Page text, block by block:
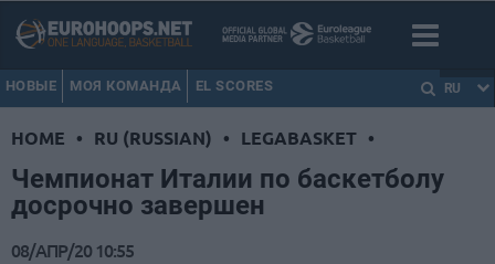
НОВЫЕ МОЯ КОМАНДА EL SCORES RU
HOME • RU (RUSSIAN) • LEGABASKET •
Чемпионат Италии по баскетболу
досрочно завершен
08/АПР/20 10:55